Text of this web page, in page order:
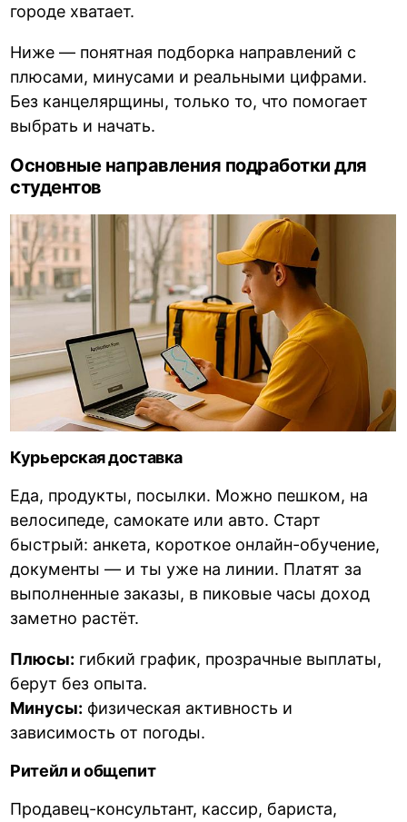
городе хватает.
Ниже — понятная подборка направлений с
плюсами, минусами и реальными цифрами.
Без канцелярщины, только то, что помогает
выбрать и начать.
Основные направления подработки для
студентов
Курьерская доставка
Еда, продукты, посылки. Можно пешком, на
велосипеде, самокате или авто. Старт
быстрый: анкета, короткое онлайн-обучение,
документы — и ты уже на линии. Платят за
выполненные заказы, в пиковые часы доход
заметно растёт.
Плюсы: гибкий график, прозрачные выплаты,
берут без опыта.
Минусы: физическая активность и
зависимость от погоды.
Ритейл и общепит
Продавец-консультант, кассир, бариста,